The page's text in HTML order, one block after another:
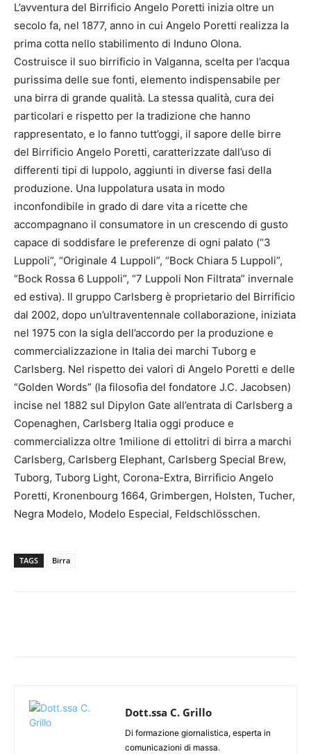
L’avventura del Birrificio Angelo Poretti inizia oltre un
secolo fa, nel 1877, anno in cui Angelo Poretti realizza la
prima cotta nello stabilimento di Induno Olona.
Costruisce il suo birrificio in Valganna, scelta per l’acqua
purissima delle sue fonti, elemento indispensabile per
una birra di grande qualità. La stessa qualità, cura dei
particolari e rispetto per la tradizione che hanno
rappresentato, e lo fanno tutt’oggi, il sapore delle birre
del Birrificio Angelo Poretti, caratterizzate dall’uso di
differenti tipi di luppolo, aggiunti in diverse fasi della
produzione. Una luppolatura usata in modo
inconfondibile in grado di dare vita a ricette che
accompagnano il consumatore in un crescendo di gusto
capace di soddisfare le preferenze di ogni palato (“3
Luppoli”, “Originale 4 Luppoli”, “Bock Chiara 5 Luppoli”,
“Bock Rossa 6 Luppoli”, “7 Luppoli Non Filtrata” invernale
ed estiva). Il gruppo Carlsberg è proprietario del Birrificio
dal 2002, dopo un’ultraventennale collaborazione, iniziata
nel 1975 con la sigla dell’accordo per la produzione e
commercializzazione in Italia dei marchi Tuborg e
Carlsberg. Nel rispetto dei valori di Angelo Poretti e delle
“Golden Words” (la filosofia del fondatore J.C. Jacobsen)
incise nel 1882 sul Dipylon Gate all’entrata di Carlsberg a
Copenaghen, Carlsberg Italia oggi produce e
commercializza oltre 1milione di ettolitri di birra a marchi
Carlsberg, Carlsberg Elephant, Carlsberg Special Brew,
Tuborg, Tuborg Light, Corona-Extra, Birrificio Angelo
Poretti, Kronenbourg 1664, Grimbergen, Holsten, Tucher,
Negra Modelo, Modelo Especial, Feldschlösschen.
TAGS Birra
Dott.ssa C. Grillo
Di formazione giornalistica, esperta in
comunicazioni di massa.